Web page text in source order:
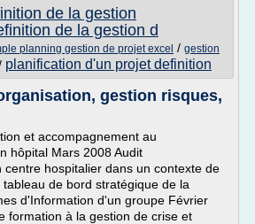
de la gestion
de la gestion d
planning gestion de projet excel / gestion
planification d'un projet definition
gestion risques,
et accompagnement au
hôpital Mars 2008 Audit
centre hospitalier dans un contexte de
de bord stratégique de la
d'Information d'un groupe Février
formation à la gestion de crise et